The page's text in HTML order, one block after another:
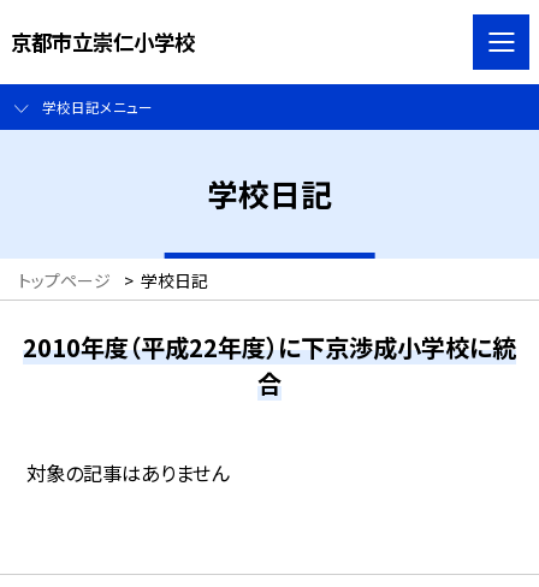
京都市立崇仁小学校
学校日記メニュー
学校日記
トップページ > 学校日記
2010年度（平成22年度）に下京渉成小学校に統
合
対象の記事はありません